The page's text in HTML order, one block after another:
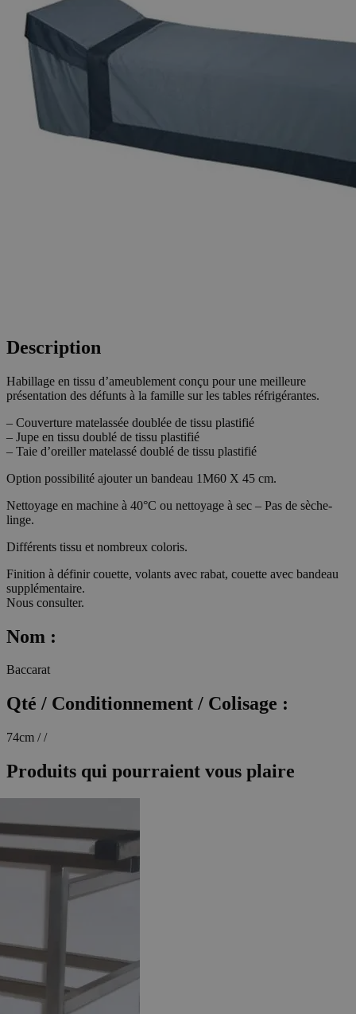
Description
Habillage en tissu d’ameublement conçu pour une meilleure
présentation des défunts à la famille sur les tables réfrigérantes.
– Couverture matelassée doublée de tissu plastifié
– Jupe en tissu doublé de tissu plastifié
– Taie d’oreiller matelassé doublé de tissu plastifié
Option possibilité ajouter un bandeau 1M60 X 45 cm.
Nettoyage en machine à 40°C ou nettoyage à sec – Pas de sèche-
linge.
Différents tissu et nombreux coloris.
Finition à définir couette, volants avec rabat, couette avec bandeau
supplémentaire.
Nous consulter.
Nom :
Baccarat
Qté / Conditionnement / Colisage :
74cm / /
Produits qui pourraient vous plaire